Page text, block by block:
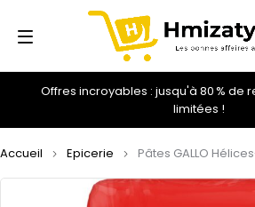
Offres incroyables : jusqu'à 80 % de
limitées !
Accueil Epicerie Pâtes GALLO